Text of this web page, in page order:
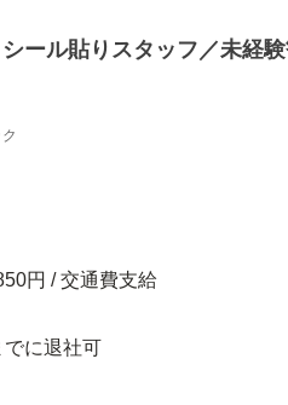
ール貼りスタッフ／未経
円 / 交通費支給
でに退社可